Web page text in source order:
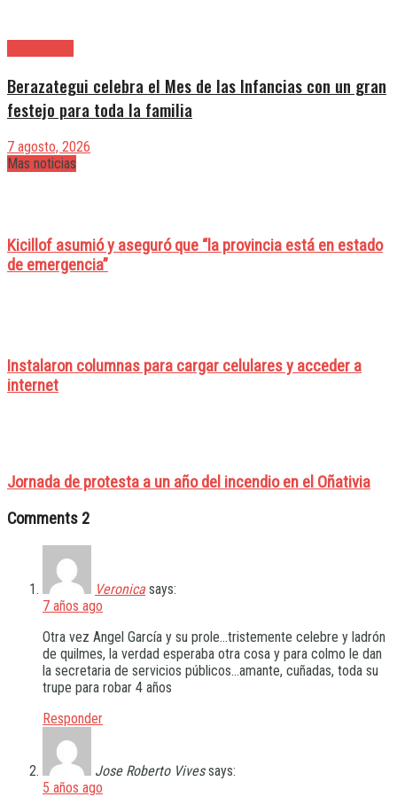
Berazategui celebra el Mes de las Infancias con un gran
festejo para toda la familia
7 agosto, 2026
Mas noticias
Kicillof asumió y aseguró que “la provincia está en estado
de emergencia”
Instalaron columnas para cargar celulares y acceder a
internet
Jornada de protesta a un año del incendio en el Oñativia
Comments 2
Veronica says:
7 años ago
Otra vez Angel García y su prole…tristemente celebre y ladrón
de quilmes, la verdad esperaba otra cosa y para colmo le dan
la secretaria de servicios públicos…amante, cuñadas, toda su
trupe para robar 4 años
Responder
Jose Roberto Vives says:
5 años ago